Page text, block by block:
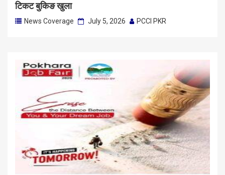
टिकट बुकिङ खुला
News Coverage July 5, 2026 PCCI PKR